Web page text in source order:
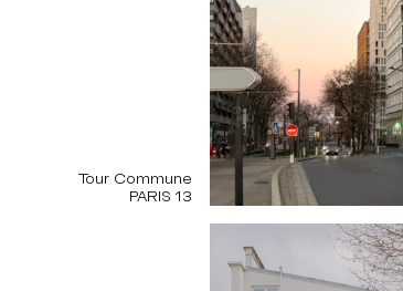
Tour Commune
PARIS 13